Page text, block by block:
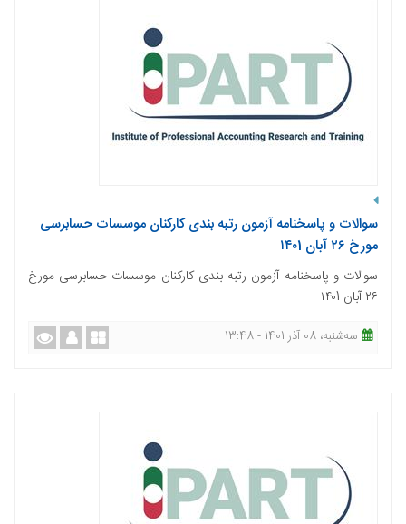
سوالات و پاسخنامه آزمون رتبه بندی کارکنان موسسات حسابرسی
مورخ ۲۶ آبان ۱۴۰1
سوالات و پاسخنامه آزمون رتبه بندی کارکنان موسسات حسابرسی مورخ
۲۶ آبان ۱۴۰1
ﺳﻪشنبه، 08 آذر 1401 - 13:48